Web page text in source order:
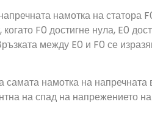
намотка на статора
F0 достигне нула, E0
между E0 и F0 се
самата намотка на напречната
на спад на напрежението